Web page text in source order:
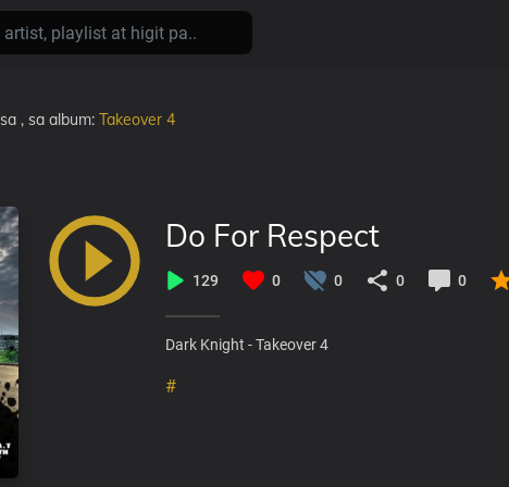
sa , sa album: Takeover 4
Do For Respect
129 0 0 0 0
Dark Knight - Takeover 4
#